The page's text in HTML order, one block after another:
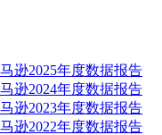
逊2025年度数据报告
逊2024年度数据报告
逊2023年度数据报告
逊2022年度数据报告